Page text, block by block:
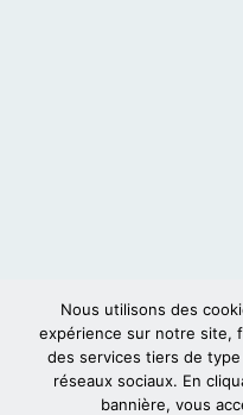
Nous utilisons des
expérience sur notre site,
des services tiers de
réseaux sociaux. En
bannière, vous